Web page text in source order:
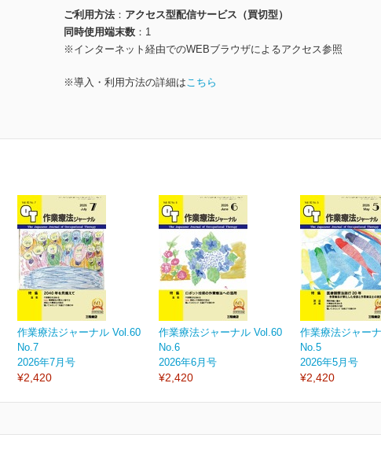
ご利用方法
アクセス型配信サービス（買切型）
同時使用端末数
1
※インターネット経由でのWEBブラウザによるアクセス参照
※導入・利用方法の詳細はこちら
作業療法ジャーナル Vol.60
No.7
2026年7月号
¥2,420
作業療法ジャーナル Vol.60
No.6
2026年6月号
¥2,420
作業療法ジャー
No.5
2026年5月号
¥2,420